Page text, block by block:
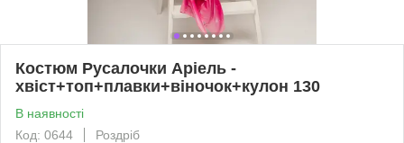
Костюм Русалочки Аріель -
хвіст+топ+плавки+віночок+кулон 130
В наявності
Код: 0644
Роздріб